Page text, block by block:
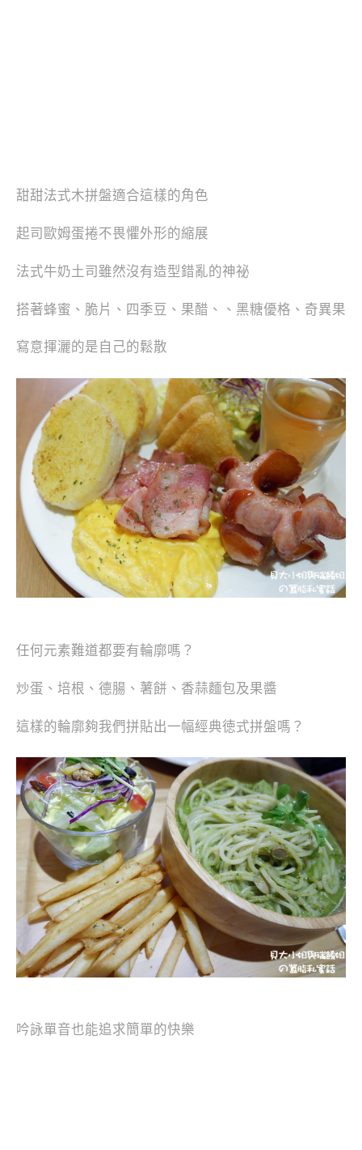
甜甜法式木拼盤適合這樣的角色
起司歐姆蛋捲不畏懼外形的縮展
法式牛奶土司雖然沒有造型錯亂的神祕
搭著蜂蜜、脆片、四季豆、果醋、、黑糖優格、奇異果
寫意揮灑的是自己的鬆散
任何元素難道都要有輪廓嗎？
炒蛋、培根、德腸、薯餅、香蒜麵包及果醬
這樣的輪廓夠我們拼貼出一幅經典徳式拼盤嗎？
吟詠單音也能追求簡單的快樂